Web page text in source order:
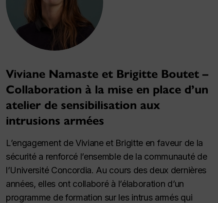
Viviane Namaste et Brigitte Boutet –
Collaboration à la mise en place d’un
atelier de sensibilisation aux
intrusions armées
L’engagement de Viviane et Brigitte en faveur de la
sécurité a renforcé l’ensemble de la communauté de
l’Université Concordia. Au cours des deux dernières
années, elles ont collaboré à l’élaboration d’un
programme de formation sur les intrus armés qui